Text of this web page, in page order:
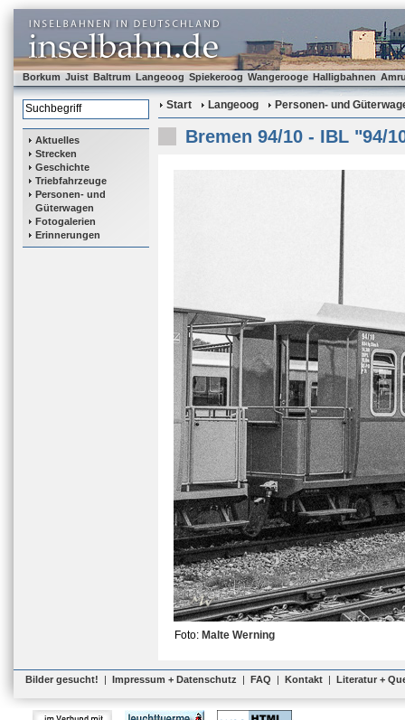
Borkum Juist Baltrum Langeoog Spiekeroog Wangerooge Halligbahnen
Aktuelles
Strecken
Geschichte
Triebfahrzeuge
Personen- und
Güterwagen
Fotogalerien
Erinnerungen
Start Langeoog Personen- und
Bremen 94/10 - IBL "94/
Foto: Malte Werning
Bilder gesucht! | Impressum + Datenschutz | FAQ | Kontakt | Literatur +